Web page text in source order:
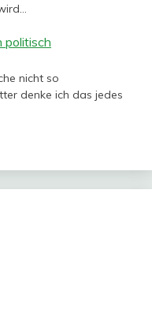
politisch
nicht so
denke ich das jedes